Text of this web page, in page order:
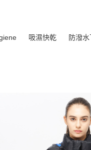
吸濕快乾 防潑